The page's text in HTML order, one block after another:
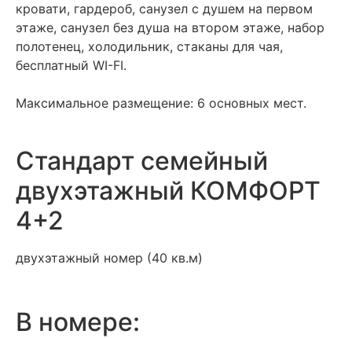
кровати, гардероб, санузел с душем на первом
этаже, санузел без душа на втором этаже, набор
полотенец, холодильник, стаканы для чая,
бесплатный WI-FI.
Максимальное размещение: 6 основных мест.
Стандарт семейный
двухэтажный КОМФОРТ
4+2
двухэтажный номер (40 кв.м)
В номере: